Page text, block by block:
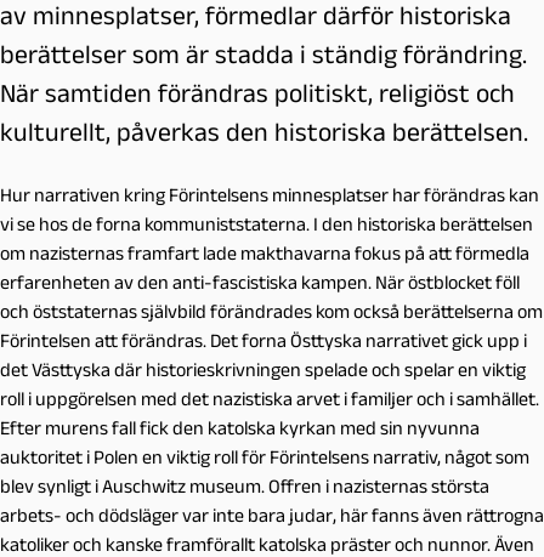
av minnesplatser, förmedlar därför historiska
berättelser som är stadda i ständig förändring.
När samtiden förändras politiskt, religiöst och
kulturellt, påverkas den historiska berättelsen.
Hur narrativen kring Förintelsens minnesplatser har förändras kan
vi se hos de forna kommuniststaterna. I den historiska berättelsen
om nazisternas framfart lade makthavarna fokus på att förmedla
erfarenheten av den anti-fascistiska kampen. När östblocket föll
och öststaternas självbild förändrades kom också berättelserna om
Förintelsen att förändras. Det forna Östtyska narrativet gick upp i
det Västtyska där historieskrivningen spelade och spelar en viktig
roll i uppgörelsen med det nazistiska arvet i familjer och i samhället.
Efter murens fall fick den katolska kyrkan med sin nyvunna
auktoritet i Polen en viktig roll för Förintelsens narrativ, något som
blev synligt i Auschwitz museum. Offren i nazisternas största
arbets- och dödsläger var inte bara judar, här fanns även rättrogna
katoliker och kanske framförallt katolska präster och nunnor. Även